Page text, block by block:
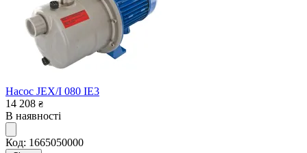
Насос JEX/I 080 IE3
14 208 ₴
В наявності
Код: 1665050000